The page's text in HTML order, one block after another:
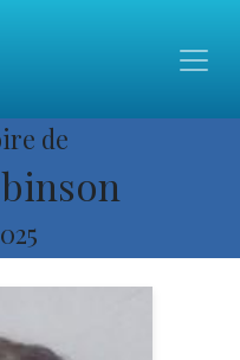
de